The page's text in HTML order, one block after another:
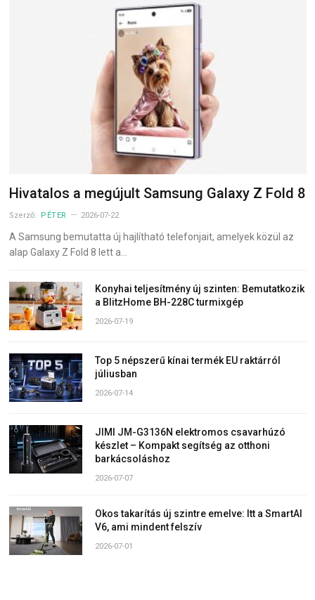
Hivatalos a megújult Samsung Galaxy Z Fold 8
Szerző: PÉTER 2026-07-22
A Samsung bemutatta új hajlítható telefonjait, amelyek közül az
alap Galaxy Z Fold 8 lett a…
Konyhai teljesítmény új szinten: Bemutatkozik
a BlitzHome BH-228C turmixgép
2026-07-19
Top 5 népszerű kínai termék EU raktárról
júliusban
2026-07-14
JIMI JM-G3136N elektromos csavarhúzó
készlet – Kompakt segítség az otthoni
barkácsoláshoz
2026-07-07
Okos takarítás új szintre emelve: Itt a SmartAI
V6, ami mindent felszív
2026-07-01